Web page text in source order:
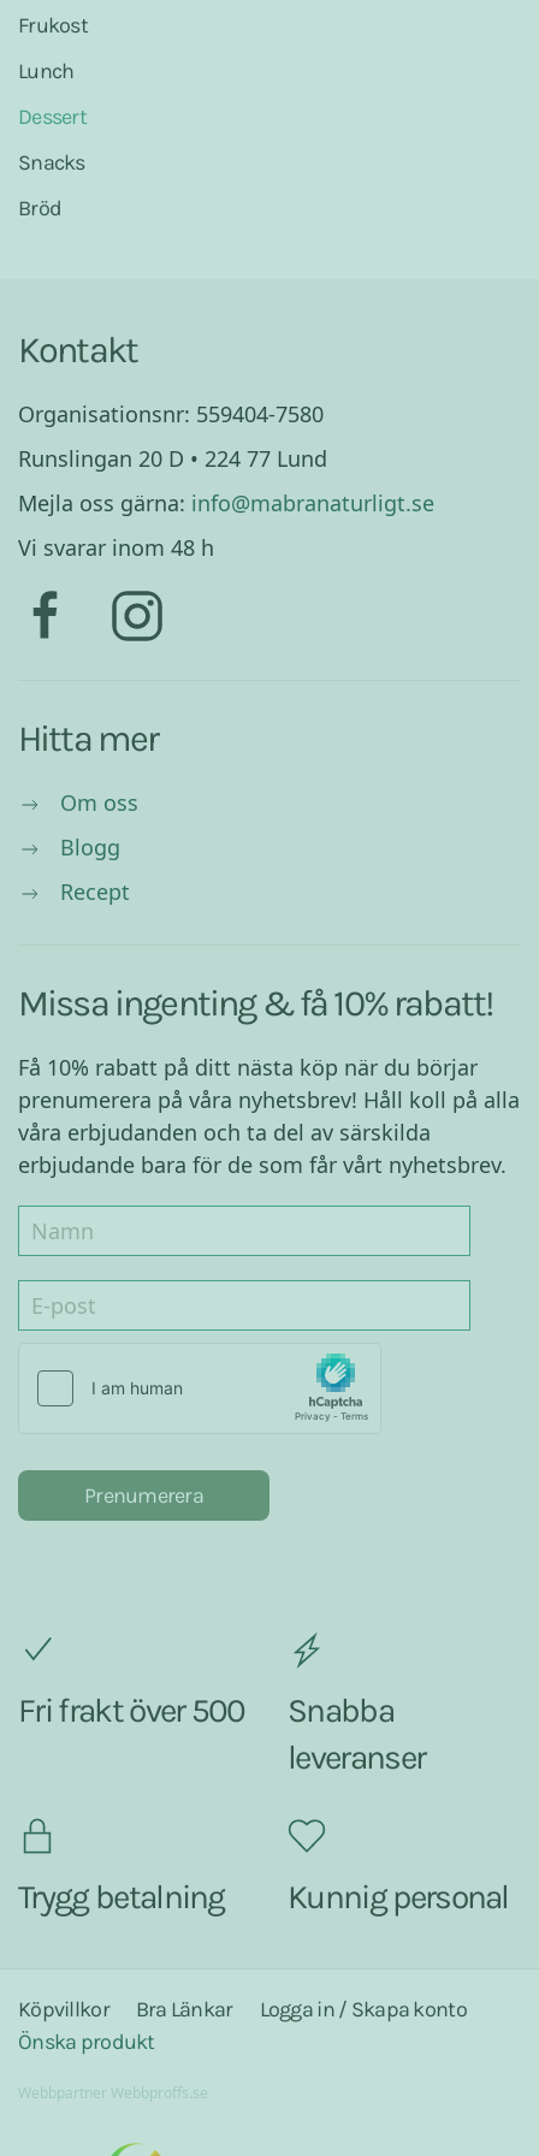
Frukost
Lunch
Dessert
Snacks
Bröd
Kontakt
Organisationsnr: 559404-7580
Runslingan 20 D • 224 77 Lund
Mejla oss gärna: info@mabranaturligt.se
Vi svarar inom 48 h
Hitta mer
Om oss
Blogg
Recept
Missa ingenting & få 10% rabatt!
Få 10% rabatt på ditt nästa köp när du börjar
prenumerera på våra nyhetsbrev! Håll koll på alla
våra erbjudanden och ta del av särskilda
erbjudande bara för de som får vårt nyhetsbrev.
Prenumerera
Fri frakt över 500
Snabba
leveranser
Trygg betalning Kunnig personal
Köpvillkor Bra Länkar
Logga in / Skapa konto
Önska produkt
Webbpartner Webbproffs.se